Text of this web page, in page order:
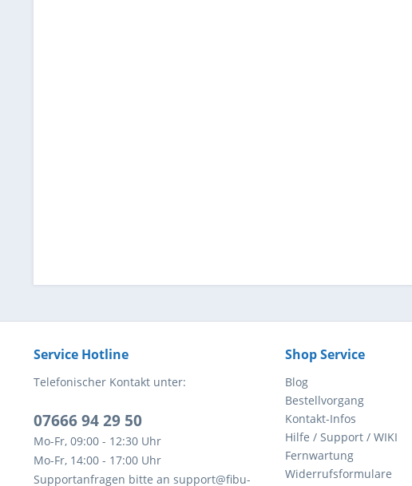
Service Hotline
Telefonischer Kontakt unter:
07666 94 29 50
Mo-Fr, 09:00 - 12:30 Uhr
Mo-Fr, 14:00 - 17:00 Uhr
Supportanfragen bitte an support@fibu-
Shop Service
Blog
Bestellvorgang
Kontakt-Infos
Hilfe / Support / WIKI
Fernwartung
Widerrufsformulare